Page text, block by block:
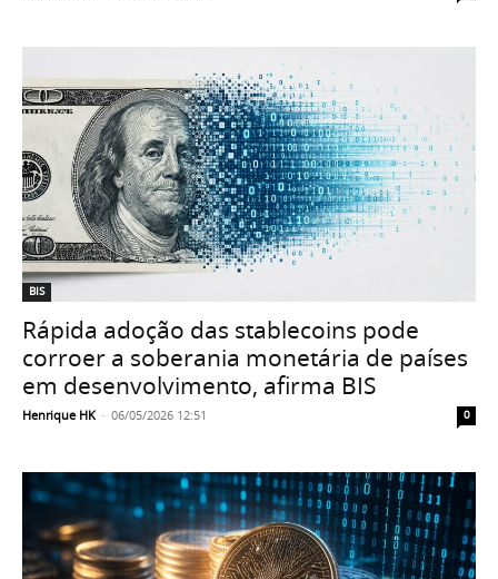
BIS
Rápida adoção das stablecoins pode
corroer a soberania monetária de países
em desenvolvimento, afirma BIS
Henrique HK - 06/05/2026 12:51 0